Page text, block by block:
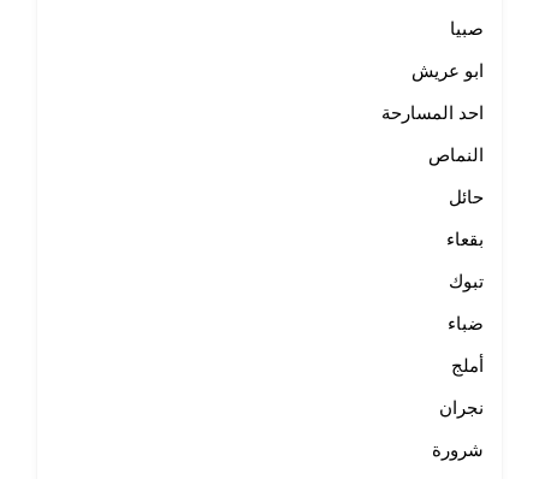
صبيا
ابو عريش
احد المسارحة
النماص
حائل
بقعاء
تبوك
ضباء
أملج
نجران
شرورة